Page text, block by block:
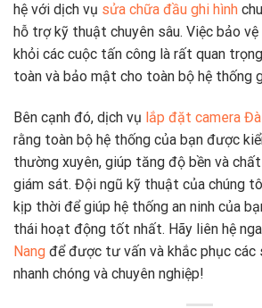
hệ với dịch vụ sửa chữa đầu ghi hình
hỗ trợ kỹ thuật chuyên sâu. Việc bảo
khỏi các cuộc tấn công là rất quan
toàn và bảo mật cho toàn bộ hệ thống
Bên cạnh đó, dịch vụ lắp đặt camera
rằng toàn bộ hệ thống của bạn được
thường xuyên, giúp tăng độ bền và
giám sát. Đội ngũ kỹ thuật của chúng
kịp thời để giúp hệ thống an ninh của
thái hoạt động tốt nhất. Hãy liên hệ
Nang để được tư vấn và khắc phục các
nhanh chóng và chuyên nghiệp!